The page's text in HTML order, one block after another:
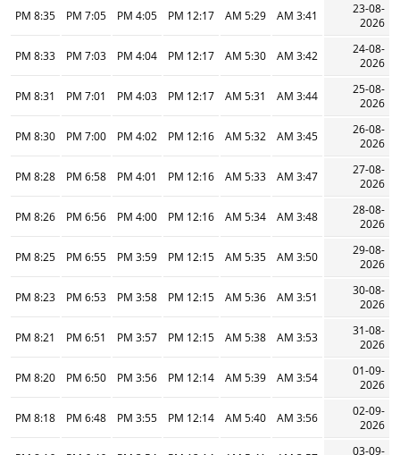
23-08-
2026
3:41 AM
5:29 AM
12:17 PM
4:05 PM
7:05 PM
8:35 PM
24-08-
2026
3:42 AM
5:30 AM
12:17 PM
4:04 PM
7:03 PM
8:33 PM
25-08-
2026
3:44 AM
5:31 AM
12:17 PM
4:03 PM
7:01 PM
8:31 PM
26-08-
2026
3:45 AM
5:32 AM
12:16 PM
4:02 PM
7:00 PM
8:30 PM
27-08-
2026
3:47 AM
5:33 AM
12:16 PM
4:01 PM
6:58 PM
8:28 PM
28-08-
2026
3:48 AM
5:34 AM
12:16 PM
4:00 PM
6:56 PM
8:26 PM
29-08-
2026
3:50 AM
5:35 AM
12:15 PM
3:59 PM
6:55 PM
8:25 PM
30-08-
2026
3:51 AM
5:36 AM
12:15 PM
3:58 PM
6:53 PM
8:23 PM
31-08-
2026
3:53 AM
5:38 AM
12:15 PM
3:57 PM
6:51 PM
8:21 PM
01-09-
2026
3:54 AM
5:39 AM
12:14 PM
3:56 PM
6:50 PM
8:20 PM
02-09-
2026
3:56 AM
5:40 AM
12:14 PM
3:55 PM
6:48 PM
8:18 PM
03-09-